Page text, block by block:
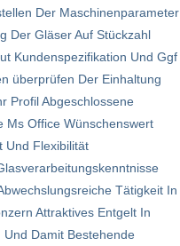
Der Maschinenparameter
Der Gläser Auf Stückzahl
Kundenspezifikation Und Ggf
überprüfen Der Einhaltung
Profil Abgeschlossene
Ms Office Wünschenswert
Und Flexibilität
Tätigkeit In
Attraktives Entgelt In
Damit Bestehende